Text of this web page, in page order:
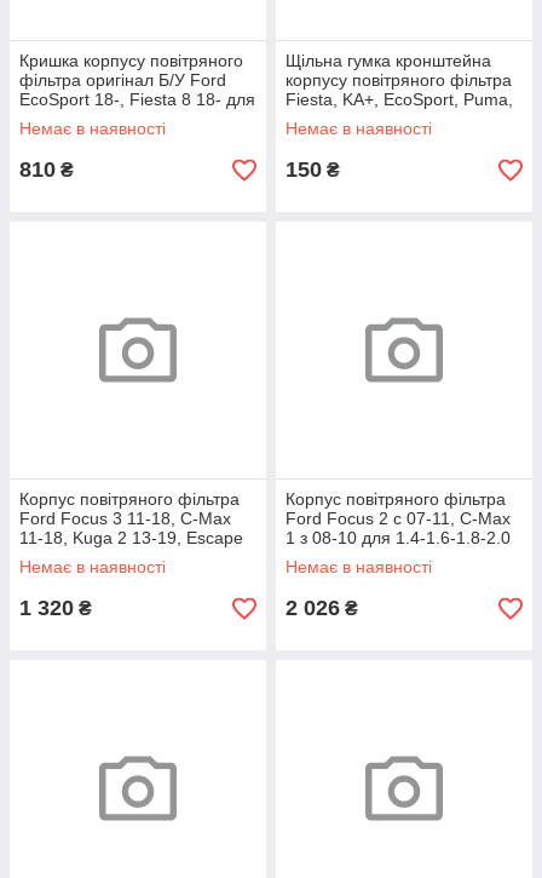
Кришка корпусу повітряного
фільтра оригінал Б/У Ford
EcoSport 18-, Fiesta 8 18- для
1.0 EcoBoost (H1B19R504AA)
Немає в наявності
810 ₴
Щільна гумка кронштейна
корпусу повітряного фільтра
Fiesta, KA+, EcoSport, Puma,
Focus, C-Max, Kuga,
Немає в наявності
150 ₴
Корпус повітряного фільтра
Ford Focus 3 11-18, C-Max
11-18, Kuga 2 13-19, Escape
13-18, Lincoln MKC 15-19 для
Немає в наявності
1 320 ₴
Корпус повітряного фільтра
Ford Focus 2 c 07-11, C-Max
1 з 08-10 для 1.4-1.6-1.8-2.0
Duratec
Немає в наявності
2 026 ₴